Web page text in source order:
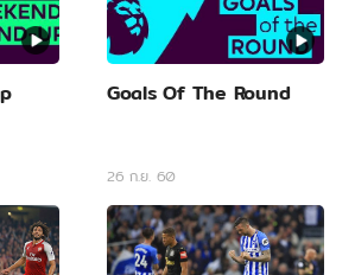
Goals Of The Round
26 ก.ย. 60